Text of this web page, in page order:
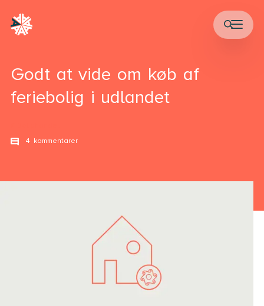
Godt at vide om køb af
feriebolig i udlandet
4 kommentarer